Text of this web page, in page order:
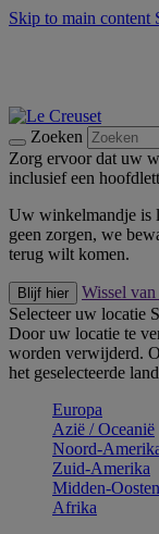
Skip to main content
Zoeken
Zorg ervoor dat uw
inclusief een
Uw winkelmandje is
geen zorgen, we
terug wilt komen.
Blijf hier
Wissel van
Selecteer uw locatie
Door uw locatie te
worden verwijderd.
het geselecteerde
Europa
Aziё / Oceaniё
Noord-
Zuid-Amerika
Midden-Oosten
Afrika